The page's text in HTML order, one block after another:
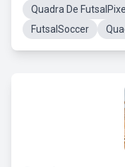
Quadra De FutsalPixel
FutsalSoccer